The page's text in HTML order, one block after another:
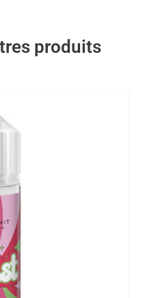
produits